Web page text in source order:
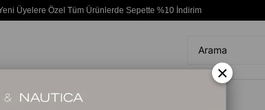
Üyelere Özel Tüm Ürünlerde Sepette %10 İndirim
×